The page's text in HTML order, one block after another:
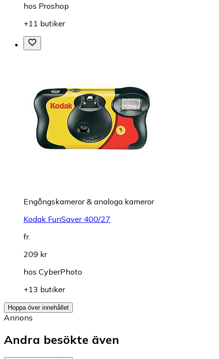
hos Proshop
+11 butiker
Engångskameror & analoga kameror
Kodak FunSaver 400/27
fr.
209 kr
hos CyberPhoto
+13 butiker
Hoppa över innehållet
Annons
Andra besökte även